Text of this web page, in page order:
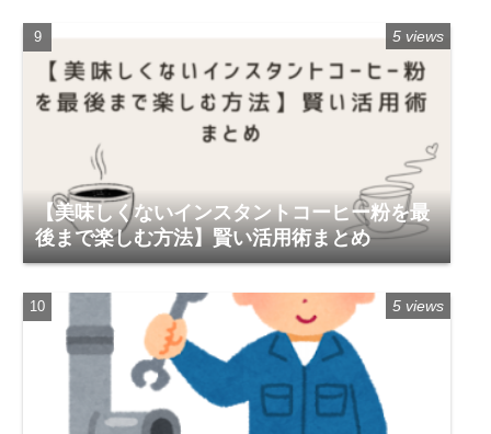
【美味しくないインスタントコーヒー粉を最
後まで楽しむ方法】賢い活用術まとめ
5 views
5 views